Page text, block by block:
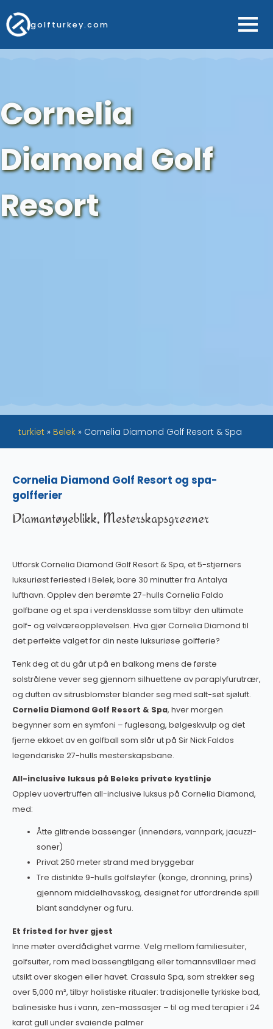
golfturkey.com
Cornelia
Diamond Golf
Resort
turkiet » Belek » Cornelia Diamond Golf Resort & Spa
Cornelia Diamond Golf Resort og spa-
golfferier
Diamantøyeblikk, Mesterskapsgreener
Utforsk Cornelia Diamond Golf Resort & Spa, et 5-stjerners
luksuriøst feriested i Belek, bare 30 minutter fra Antalya
lufthavn. Opplev den berømte 27-hulls Cornelia Faldo
golfbane og et spa i verdensklasse som tilbyr den ultimate
golf- og velværeopplevelsen. Hva gjør Cornelia Diamond til
det perfekte valget for din neste luksuriøse golfferie?
Tenk deg at du går ut på en balkong mens de første
solstrålene vever seg gjennom silhuettene av paraplyfurutrær,
og duften av sitrusblomster blander seg med salt-søt sjøluft.
Cornelia Diamond Golf Resort & Spa, hver morgen
begynner som en symfoni – fuglesang, bølgeskvulp og det
fjerne ekkoet av en golfball som slår ut på Sir Nick Faldos
legendariske 27-hulls mesterskapsbane.
All-inclusive luksus på Beleks private kystlinje
Opplev uovertruffen all-inclusive luksus på Cornelia Diamond,
med:
Åtte glitrende bassenger (innendørs, vannpark, jacuzzi-
soner)
Privat 250 meter strand med bryggebar
Tre distinkte 9-hulls golfsløyfer (konge, dronning, prins)
gjennom middelhavsskog, designet for utfordrende spill
blant sanddyner og furu.
Et fristed for hver gjest
Inne møter overdådighet varme. Velg mellom familiesuiter,
golfsuiter, rom med bassengtilgang eller tomannsvillaer med
utsikt over skogen eller havet. Crassula Spa, som strekker seg
over 5,000 m², tilbyr holistiske ritualer: tradisjonelle tyrkiske bad,
balinesiske hus i vann, zen-massasjer – til og med terapier i 24
karat gull under svaiende palmer